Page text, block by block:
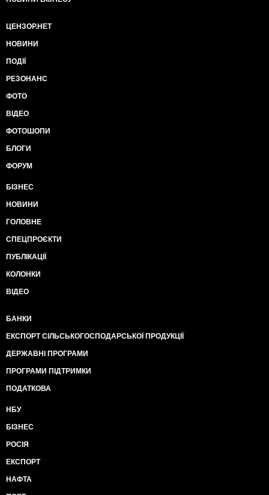
ЦЕНЗОР.НЕТ
НОВИНИ
ПОДІЇ
РЕЗОНАНС
ФОТО
ВІДЕО
ФОТОШОПИ
БЛОГИ
ФОРУМ
БІЗНЕС
НОВИНИ
ГОЛОВНЕ
СПЕЦПРОЄКТИ
ПУБЛІКАЦІЇ
КОЛОНКИ
ВІДЕО
БАНКИ
ЕКСПОРТ СІЛЬСЬКОГОСПОДАРСЬКОЇ ПРОДУКЦІЇ
ДЕРЖАВНІ ПРОГРАМИ
ПРОГРАМИ ПІДТРИМКИ
ПОДАТКОВА
НБУ
БІЗНЕС
РОСІЯ
ЕКСПОРТ
НАФТА